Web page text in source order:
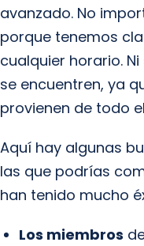
avanzado. No
porque tenemos
cualquier horario.
se encuentren, ya
provienen de todo
Aquí hay algunas
las que podrías
han tenido mucho
Los miembros